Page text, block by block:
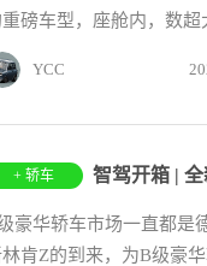
重磅车型，座舱内，数
YCC
+ 轿车
豪华轿车市场一直都是
肯Z的到来，为B级豪